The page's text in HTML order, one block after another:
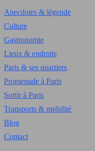
Anecdotes & légende
Culture
Gastronomie
Lieux & endroits
Paris & ses quartiers
Promenade à Paris
Sortir à Paris
Transports & mobilité
Blog
Contact